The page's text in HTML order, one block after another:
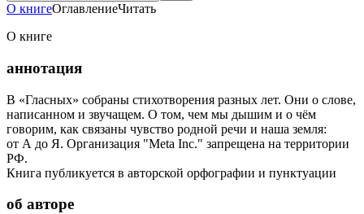
О книгеОглавлениеЧитать
О книге
аннотация
В «Гласных» собраны стихотворения разных лет. Они о слове,
написанном и звучащем. О том, чем мы дышим и о чём
говорим, как связаны чувство родной речи и наша земля:
от А до Я. Организация "Meta Inc." запрещена на территории
РФ.
Книга публикуется в авторской орфографии и пунктуации
об авторе